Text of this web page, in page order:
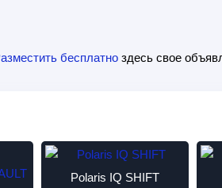
бесплатноздесь свое
Polaris IQ SHIFT